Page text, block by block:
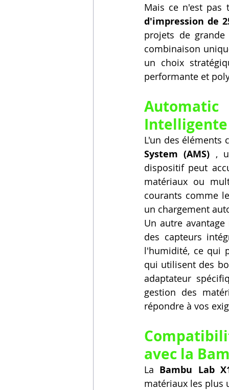
Mais ce n'est pas
d'impression de
projets de
combinaison
un choix
performante et
Automatic
Intelligente
L'un des éléments
System (AMS) ,
dispositif peut
matériaux ou
courants comme
un chargement
Un autre
des capteurs
l'humidité, ce qui
qui utilisent des
adaptateur
gestion des
répondre à vos
avec la
La Bambu Lab
matériaux les plus